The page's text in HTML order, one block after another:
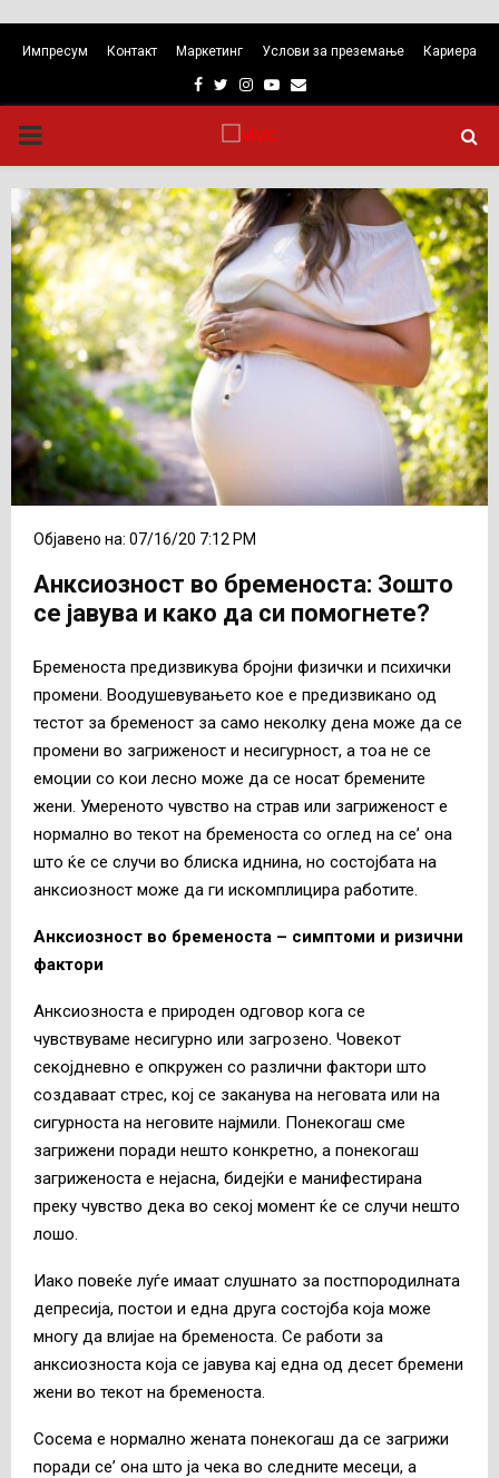
Импресум Контакт Маркетинг Услови за преземање Кариера
Facebook
TwitterInstagram
Youtube
Email
PRIMARY
MENU
Објавено на: 07/16/20 7:12 PM
Анксиозност во бременоста: Зошто
се јавува и како да си помогнете?
Бременоста предизвикува бројни физички и психички
промени. Воодушевувањето кое е предизвикано од
тестот за бременост за само неколку дена може да се
промени во загриженост и несигурност, а тоа не се
емоции со кои лесно може да се носат бремените
жени. Умереното чувство на страв или загриженост е
нормално во текот на бременоста со оглед на се’ она
што ќе се случи во блиска иднина, но состојбата на
анксиозност може да ги искомплицира работите.
Анксиозност во бременоста – симптоми и ризични
фактори
Анксиозноста е природен одговор кога се
чувствуваме несигурно или загрозено. Човекот
секојдневно е опкружен со различни фактори што
создаваат стрес, кој се заканува на неговата или на
сигурноста на неговите најмили. Понекогаш сме
загрижени поради нешто конкретно, а понекогаш
загриженоста е нејасна, бидејќи е манифестирана
преку чувство дека во секој момент ќе се случи нешто
лошо.
Иако повеќе луѓе имаат слушнато за постпородилната
депресија, постои и една друга состојба која може
многу да влијае на бременоста. Се работи за
анксиозноста која се јавува кај една од десет бремени
жени во текот на бременоста.
Сосема е нормално жената понекогаш да се загрижи
поради се’ она што ја чека во следните месеци, а